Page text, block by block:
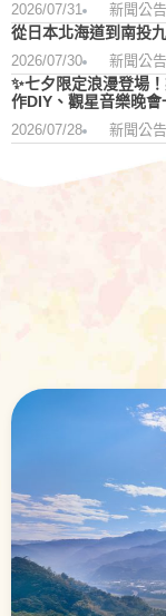
2026/07/31 新聞公告
從日本北海道到南投
2026/07/30 新聞公告
✨七夕限定浪漫登場
作DIY、觀星音樂晚會
2026/07/28 新聞公告